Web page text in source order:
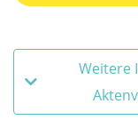
Weitere